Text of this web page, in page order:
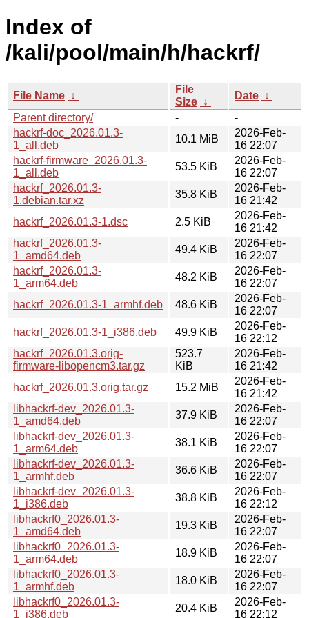
Index of
/kali/pool/main/h/hackrf/
File Name ↓
File
Size ↓
Date ↓
Parent directory/
-
-
hackrf-doc_2026.01.3-
1_all.deb
10.1 MiB
2026-Feb-
16 22:07
hackrf-firmware_2026.01.3-
1_all.deb
53.5 KiB
2026-Feb-
16 22:07
hackrf_2026.01.3-
1.debian.tar.xz
35.8 KiB
2026-Feb-
16 21:42
hackrf_2026.01.3-1.dsc
2.5 KiB
2026-Feb-
16 21:42
hackrf_2026.01.3-
1_amd64.deb
49.4 KiB
2026-Feb-
16 22:07
hackrf_2026.01.3-
1_arm64.deb
48.2 KiB
2026-Feb-
16 22:07
hackrf_2026.01.3-1_armhf.deb
48.6 KiB
2026-Feb-
16 22:07
hackrf_2026.01.3-1_i386.deb
49.9 KiB
2026-Feb-
16 22:12
hackrf_2026.01.3.orig-
firmware-libopencm3.tar.gz
523.7
KiB
2026-Feb-
16 21:42
hackrf_2026.01.3.orig.tar.gz
15.2 MiB
2026-Feb-
16 21:42
libhackrf-dev_2026.01.3-
1_amd64.deb
37.9 KiB
2026-Feb-
16 22:07
libhackrf-dev_2026.01.3-
1_arm64.deb
38.1 KiB
2026-Feb-
16 22:07
libhackrf-dev_2026.01.3-
1_armhf.deb
36.6 KiB
2026-Feb-
16 22:07
libhackrf-dev_2026.01.3-
1_i386.deb
38.8 KiB
2026-Feb-
16 22:12
libhackrf0_2026.01.3-
1_amd64.deb
19.3 KiB
2026-Feb-
16 22:07
libhackrf0_2026.01.3-
1_arm64.deb
18.9 KiB
2026-Feb-
16 22:07
libhackrf0_2026.01.3-
1_armhf.deb
18.0 KiB
2026-Feb-
16 22:07
libhackrf0_2026.01.3-
1_i386.deb
20.4 KiB
2026-Feb-
16 22:12